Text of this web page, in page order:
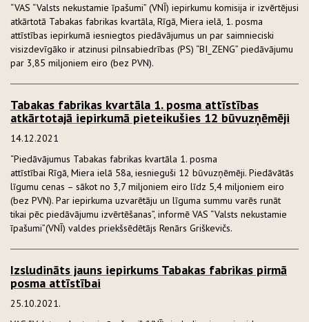
“VAS “Valsts nekustamie īpašumi” (VNĪ) iepirkumu komisija ir izvērtējusi
atkārtotā Tabakas fabrikas kvartāla, Rīgā, Miera ielā, 1. posma
attīstības iepirkumā iesniegtos piedāvājumus un par saimnieciski
visizdevīgāko ir atzinusi pilnsabiedrības (PS) “BI_ZENG” piedāvājumu
par 3,85 miljoniem eiro (bez PVN).
Tabakas fabrikas kvartāla 1. posma attīstības
atkārtotajā iepirkumā pieteikušies 12 būvuzņēmēji
14.12.2021
“Piedāvājumus Tabakas fabrikas kvartāla 1. posma
attīstībai Rīgā, Miera ielā 58a, iesnieguši 12 būvuzņēmēji. Piedāvātās
līgumu cenas – sākot no 3,7 miljoniem eiro līdz 5,4 miljoniem eiro
(bez PVN). Par iepirkuma uzvarētāju un līguma summu varēs runāt
tikai pēc piedāvājumu izvērtēšanas”, informē VAS “Valsts nekustamie
īpašumi”(VNĪ) valdes priekšsēdētājs Renārs Griškevičs.
Izsludināts jauns iepirkums Tabakas fabrikas pirmā
posma attīstībai
25.10.2021.